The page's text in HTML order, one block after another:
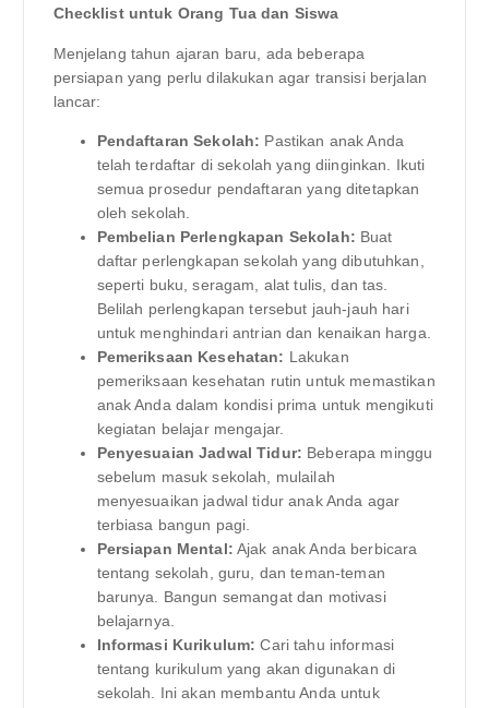
Checklist untuk Orang Tua dan Siswa
Menjelang tahun ajaran baru, ada beberapa
persiapan yang perlu dilakukan agar transisi berjalan
lancar:
Pendaftaran Sekolah: Pastikan anak Anda
telah terdaftar di sekolah yang diinginkan. Ikuti
semua prosedur pendaftaran yang ditetapkan
oleh sekolah.
Pembelian Perlengkapan Sekolah: Buat
daftar perlengkapan sekolah yang dibutuhkan,
seperti buku, seragam, alat tulis, dan tas.
Belilah perlengkapan tersebut jauh-jauh hari
untuk menghindari antrian dan kenaikan harga.
Pemeriksaan Kesehatan: Lakukan
pemeriksaan kesehatan rutin untuk memastikan
anak Anda dalam kondisi prima untuk mengikuti
kegiatan belajar mengajar.
Penyesuaian Jadwal Tidur: Beberapa minggu
sebelum masuk sekolah, mulailah
menyesuaikan jadwal tidur anak Anda agar
terbiasa bangun pagi.
Persiapan Mental: Ajak anak Anda berbicara
tentang sekolah, guru, dan teman-teman
barunya. Bangun semangat dan motivasi
belajarnya.
Informasi Kurikulum: Cari tahu informasi
tentang kurikulum yang akan digunakan di
sekolah. Ini akan membantu Anda untuk